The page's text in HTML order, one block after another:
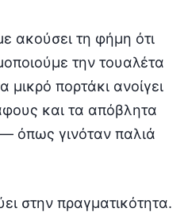
ακούσει τη φήμη ότι
την τουαλέτα
πορτάκι ανοίγει
και τα απόβλητα
όπως γινόταν παλιά
στην πραγματικότητα.